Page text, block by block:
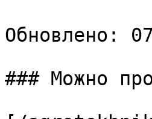
Обновлено:
### Можно